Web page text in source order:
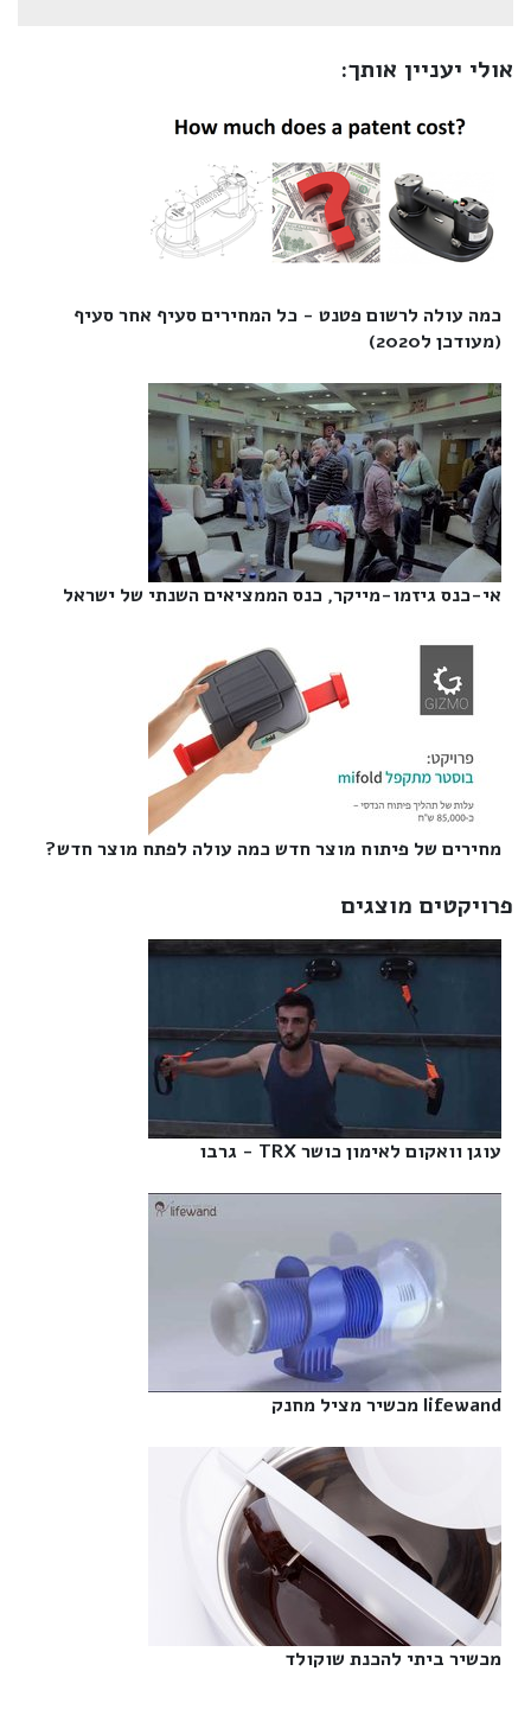
אולי יעניין אותך:
כמה עולה לרשום פטנט - כל המחירים סעיף אחר סעיף
(מעודכן ל2020)‎
אי-כנס גיזמו-מייקר, כנס הממציאים השנתי של ישראל‎
מחירים של פיתוח מוצר חדש כמה עולה לפתח מוצר חדש?‎
פרויקטים מוצגים
עוגן וואקום לאימון כושר TRX - גרבו‎
lifewand מכשיר מציל מחנק‎
מכשיר ביתי להכנת שוקולד‎